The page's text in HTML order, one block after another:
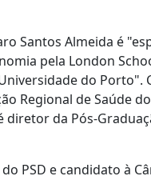
Santos Almeida é
pela London
do Porto".
Regional de Saúde
da Pós-
PSD e candidato à